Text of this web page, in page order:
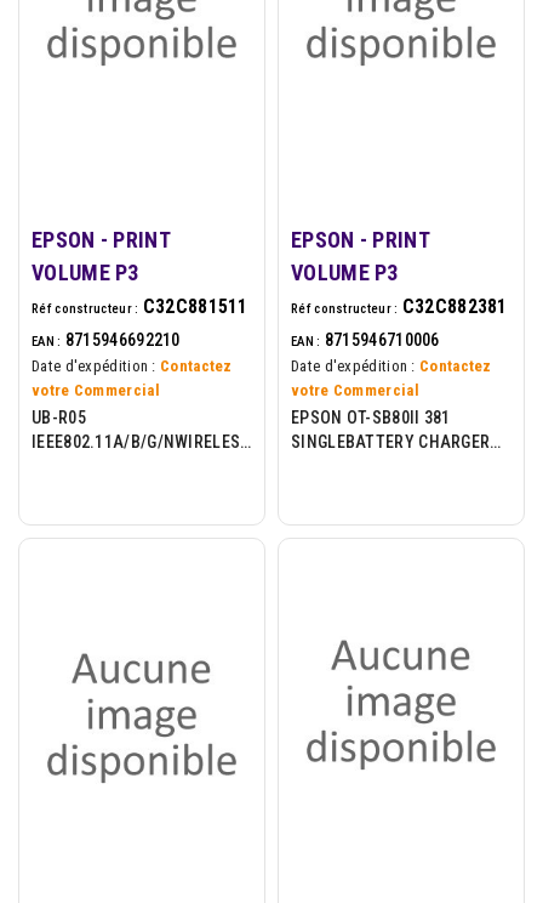
EPSON - PRINT
VOLUME P3
Réf constructeur : C32C881511
EAN : 8715946692210
Date d'expédition : Contactez
votre Commercial
UB-R05
IEEE802.11A/B/G/NWIRELESS
EPSON - PRINT
VOLUME P3
Réf constructeur : C32C882381
EAN : 8715946710006
Date d'expédition : Contactez
votre Commercial
EPSON OT-SB80II 381
SINGLEBATTERY CHARGER